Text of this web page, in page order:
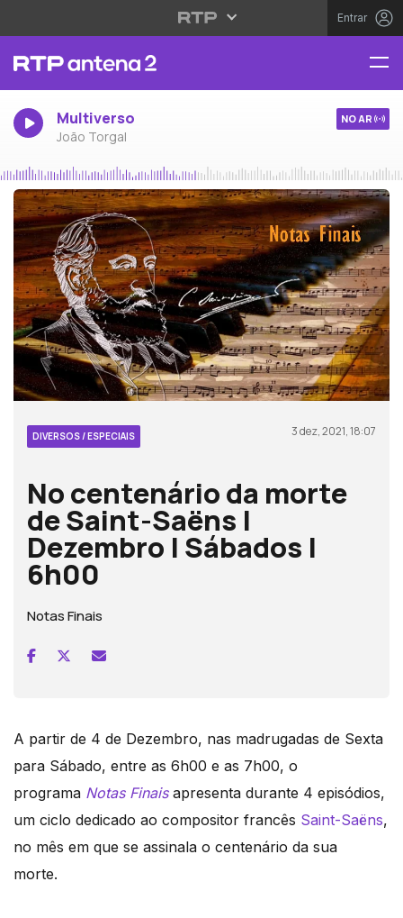
Entrar
Multiverso
João Torgal
NO AR
DIVERSOS / ESPECIAIS 3 dez, 2021, 18:07
No centenário da morte
de Saint-Saëns |
Dezembro | Sábados |
6h00
Notas Finais
A partir de 4 de Dezembro, nas madrugadas de Sexta
para Sábado, entre as 6h00 e as 7h00, o
programa Notas Finaisapresenta durante 4 episódios,
um ciclo dedicado ao compositor francês Saint-Saëns,
no mês em que se assinala o centenário da sua
morte.